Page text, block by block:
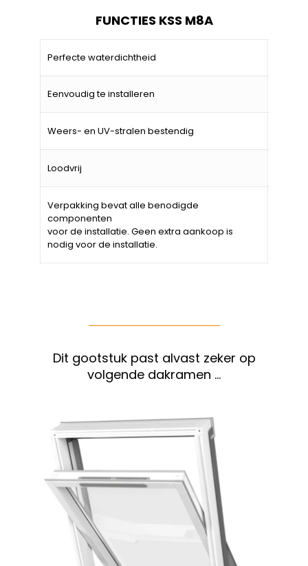
FUNCTIES KSS M8A
Perfecte waterdichtheid
Eenvoudig te installeren
Weers- en UV-stralen bestendig
Loodvrij
Verpakking bevat alle benodigde
componenten
voor de installatie. Geen extra aankoop is
nodig voor de installatie.
Dit gootstuk past alvast zeker op
volgende dakramen …